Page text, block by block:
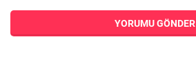
YORUMU GÖNDER